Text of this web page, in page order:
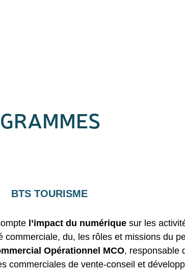
BTS TOURISME
l’impact du numérique sur les
commerciale, du, les rôles et missions du
Opérationnel MCO, responsable
commerciales de vente-conseil et